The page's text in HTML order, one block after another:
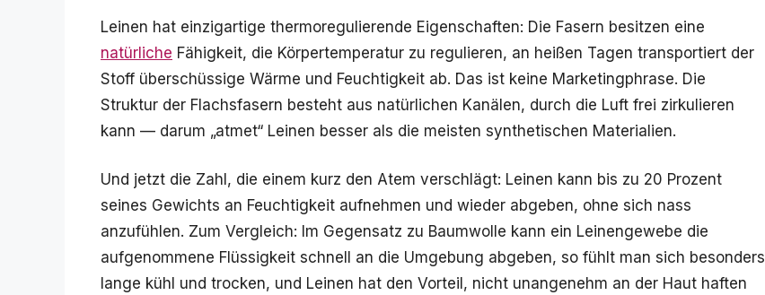
Leinen hat einzigartige thermoregulierende Eigenschaften: Die Fasern besitzen eine
natürliche Fähigkeit, die Körpertemperatur zu regulieren, an heißen Tagen transportiert der
Stoff überschüssige Wärme und Feuchtigkeit ab. Das ist keine Marketingphrase. Die
Struktur der Flachsfasern besteht aus natürlichen Kanälen, durch die Luft frei zirkulieren
kann — darum „atmet“ Leinen besser als die meisten synthetischen Materialien.
Und jetzt die Zahl, die einem kurz den Atem verschlägt: Leinen kann bis zu 20 Prozent
seines Gewichts an Feuchtigkeit aufnehmen und wieder abgeben, ohne sich nass
anzufühlen. Zum Vergleich: Im Gegensatz zu Baumwolle kann ein Leinengewebe die
aufgenommene Flüssigkeit schnell an die Umgebung abgeben, so fühlt man sich besonders
lange kühl und trocken, und Leinen hat den Vorteil, nicht unangenehm an der Haut haften